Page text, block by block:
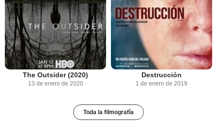
The Outsider (2020)
13 de enero de 2020
Destrucción
1 de enero de 2019
Toda la filmografía